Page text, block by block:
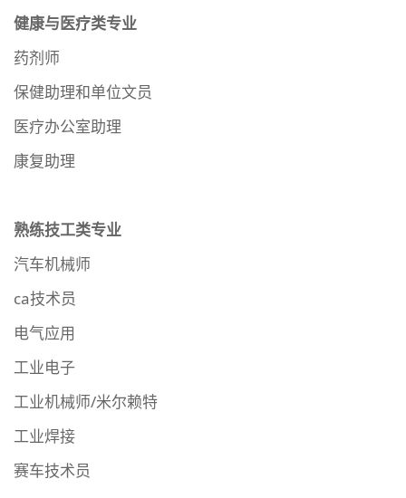
健康与医疗类专业
药剂师
保健助理和单位文员
医疗办公室助理
康复助理
熟练技工类专业
汽车机械师
ca技术员
电气应用
工业电子
工业机械师/米尔赖特
工业焊接
赛车技术员